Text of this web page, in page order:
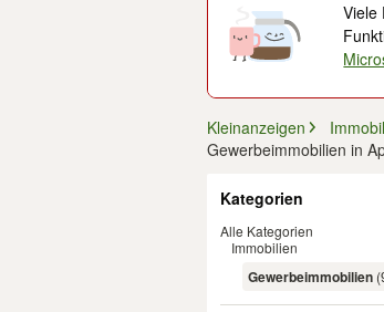
Viele
Kleinanzeigen
Gewerbeimmobilien in
Kategorien
Alle Kategorien
Immobilien
Gewerbeimmobilien